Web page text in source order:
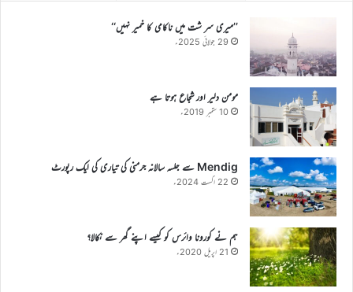
’’میری سر شت میں ناکامی کا خمیر نہیں‘‘
29 جولائی 2025ء
مومن دلیر اور شجاع ہوتا ہے
10 ستمبر 2019ء
Mendig سے جلسہ سالانہ جرمنی کی تیاری کی ایک رپورٹ
22 اگست 2024ء
ہم نے کورونا وائرس کو کیسے اپنے گھر سے نکالا؟
21 اپریل 2020ء